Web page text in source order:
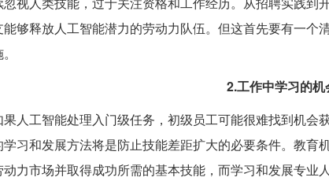
能够释放人工智能潜力的劳动力队伍。但这首先要有一个
2.工作中学习的机
果人工智能处理入门级任务，初级员工可能很难找到机会
学习和发展方法将是防止技能差距扩大的必要条件。教育
动力市场并取得成功所需的基本技能，而学习和发展专业